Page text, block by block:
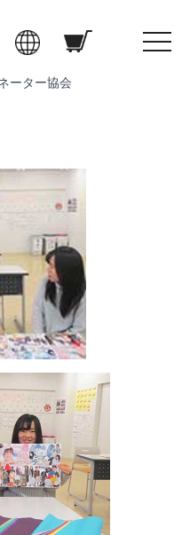
ーター協会
t